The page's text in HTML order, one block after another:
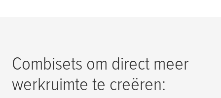
Combisets om direct meer
werkruimte te creëren: